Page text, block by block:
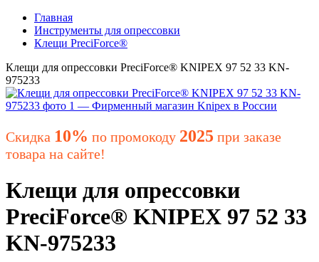
Главная
Инструменты для опрессовки
Клещи PreciForce®
Клещи для опрессовки PreciForce® KNIPEX 97 52 33 KN-
975233
Скидка 10% по промокоду 2025 при заказе
товара на сайте!
Клещи для опрессовки
PreciForce® KNIPEX 97 52 33
KN-975233